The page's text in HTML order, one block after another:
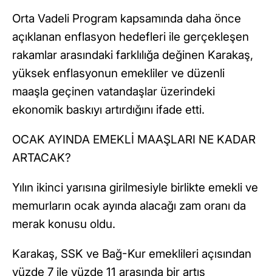
Orta Vadeli Program kapsamında daha önce
açıklanan enflasyon hedefleri ile gerçekleşen
rakamlar arasındaki farklılığa değinen Karakaş,
yüksek enflasyonun emekliler ve düzenli
maaşla geçinen vatandaşlar üzerindeki
ekonomik baskıyı artırdığını ifade etti.
OCAK AYINDA EMEKLİ MAAŞLARI NE KADAR
ARTACAK?
Yılın ikinci yarısına girilmesiyle birlikte emekli ve
memurların ocak ayında alacağı zam oranı da
merak konusu oldu.
Karakaş, SSK ve Bağ-Kur emeklileri açısından
yüzde 7 ile yüzde 11 arasında bir artış